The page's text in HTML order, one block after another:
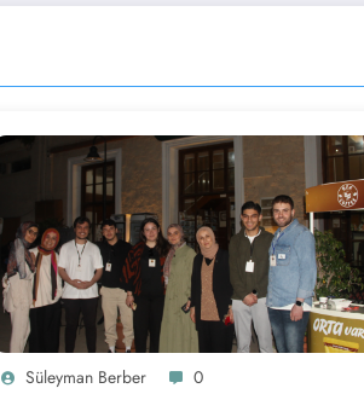
Süleyman Berber 0